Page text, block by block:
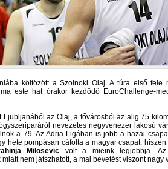
költözött a Szolnoki Olaj. A túra első
este hat órakor kezdődő EuroChallenge-
Ljubljanából az Olaj, a fővárosból az alig 75
nevezetes negyvenezer lakosú
a 79. Az Adria Ligában is jobb a hazai
hete pompásan cáfolta a magyar csapat,
Milosevic volt a mieink legjobbja. Az
nem játszhatott, a mai bevetést viszont